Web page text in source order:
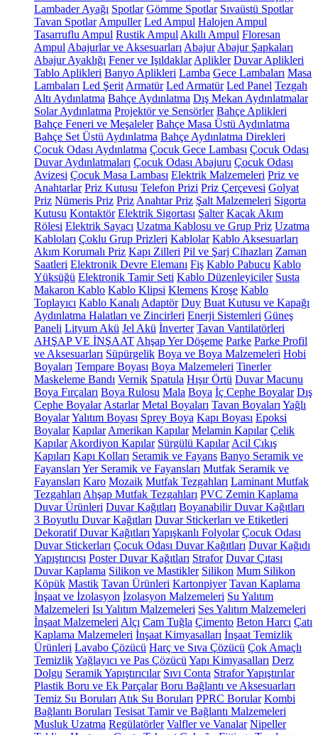
Lambader Ayağı Spotlar Gömme Spotlar Sıvaüstü Spotlar
Tavan Spotlar Ampuller Led Ampul Halojen Ampul
Tasarruflu Ampul Rustik Ampul Akıllı Ampul Floresan
Ampul Abajurlar ve Aksesuarları Abajur Abajur Şapkaları
Abajur Ayaklığı Fener ve Işıldaklar Aplikler Duvar Aplikleri
Tablo Aplikleri Banyo Aplikleri Lamba Gece Lambaları Masa
Lambaları Led Şerit Armatür Led Armatür Led Panel Tezgah
Altı Aydınlatma Bahçe Aydınlatma Dış Mekan Aydınlatmalar
Solar Aydınlatma Projektör ve Sensörler Bahçe Aplikleri
Bahçe Feneri ve Meşaleler Bahçe Masa Üstü Aydınlatma
Bahçe Set Üstü Aydınlatma Bahçe Aydınlatma Direkleri
Çocuk Odası Aydınlatma Çocuk Gece Lambası Çocuk Odası
Duvar Aydınlatmaları Çocuk Odası Abajuru Çocuk Odası
Avizesi Çocuk Masa Lambası Elektrik Malzemeleri Priz ve
Anahtarlar Priz Kutusu Telefon Prizi Priz Çerçevesi Golyat
Priz Nümeris Priz Priz Anahtar Priz Şalt Malzemeleri Sigorta
Kutusu Kontaktör Elektrik Sigortası Şalter Kaçak Akım
Rölesi Elektrik Sayacı Uzatma Kablosu ve Grup Priz Uzatma
Kabloları Çoklu Grup Prizleri Kablolar Kablo Aksesuarları
Akım Korumalı Priz Kapı Zilleri Pil ve Şarj Cihazları Zaman
Saatleri Elektronik Devre Elemanı Fiş Kablo Pabucu Kablo
Yüksüğü Elektronik Tamir Seti Kablo Düzenleyiciler Susta
Makaron Kablo Kablo Klipsi Klemens Kroşe Kablo
Toplayıcı Kablo Kanalı Adaptör Duy Buat Kutusu ve Kapağı
Aydınlatma Halatları ve Zincirleri Enerji Sistemleri Güneş
Paneli Lityum Akü Jel Akü İnverter Tavan Vantilatörleri
AHŞAP VE İNŞAAT Ahşap Yer Döşeme Parke Parke Profil
ve Aksesuarları Süpürgelik Boya ve Boya Malzemeleri Hobi
Boyaları Tempare Boyası Boya Malzemeleri Tinerler
Maskeleme Bandı Vernik Spatula Hışır Örtü Duvar Macunu
Boya Fırçaları Boya Rulosu Mala Boya İç Cephe Boyalar Dış
Cephe Boyalar Astarlar Metal Boyaları Tavan Boyaları Yağlı
BoyalarYalıtım Boyası Sprey Boya Kapı Boyası Epoksi
Boyalar Kapılar Amerikan Kapılar Melamin Kapılar Çelik
Kapılar Akordiyon Kapılar Sürgülü Kapılar Acil Çıkış
Kapıları Kapı Kolları Seramik ve Fayans Banyo Seramik ve
Fayansları Yer Seramik ve Fayansları Mutfak Seramik ve
Fayansları Karo Mozaik Mutfak Tezgahları Laminant Mutfak
Tezgahları Ahşap Mutfak Tezgahları PVC Zemin Kaplama
Duvar Ürünleri Duvar Kağıtları Boyanabilir Duvar Kağıtları
3 Boyutlu Duvar Kağıtları Duvar Stickerları ve Etiketleri
Dekoratif Duvar Kağıtları Yapışkanlı Folyolar Çocuk Odası
Duvar Stickerları Çocuk Odası Duvar Kağıtları Duvar Kağıdı
Yapıştırıcısı Poster Duvar Kağıtları Strafor Duvar Çıtası
Duvar Kaplama Silikon ve Mastikler Silikon Mum Silikon
Köpük Mastik Tavan Ürünleri Kartonpiyer Tavan Kaplama
İnşaat ve İzolasyon İzolasyon Malzemeleri Su Yalıtım
Malzemeleri Isı Yalıtım Malzemeleri Ses Yalıtım Malzemeleri
İnşaat Malzemeleri Alçı Cam Tuğla Çimento Beton Harcı Çatı
Kaplama Malzemeleri İnşaat Kimyasalları İnşaat Temizlik
Ürünleri Lavabo Çözücü Harç ve Sıva Çözücü Çok Amaçlı
TemizlikYağlayıcı ve Pas Çözücü Yapı Kimyasalları Derz
Dolgu Seramik Yapıştırıcılar Sıvı Conta Strafor Yapıştırılar
Plastik Boru ve Ek Parçalar Boru Bağlantı ve Aksesuarları
Temiz Su Boruları Atık Su Boruları PPRC Borular Kombi
Bağlantı Boruları Tesisat Tamir ve Bağlantı Malzemeleri
Musluk Uzatma Regülatörler Valfler ve Vanalar Nipeller